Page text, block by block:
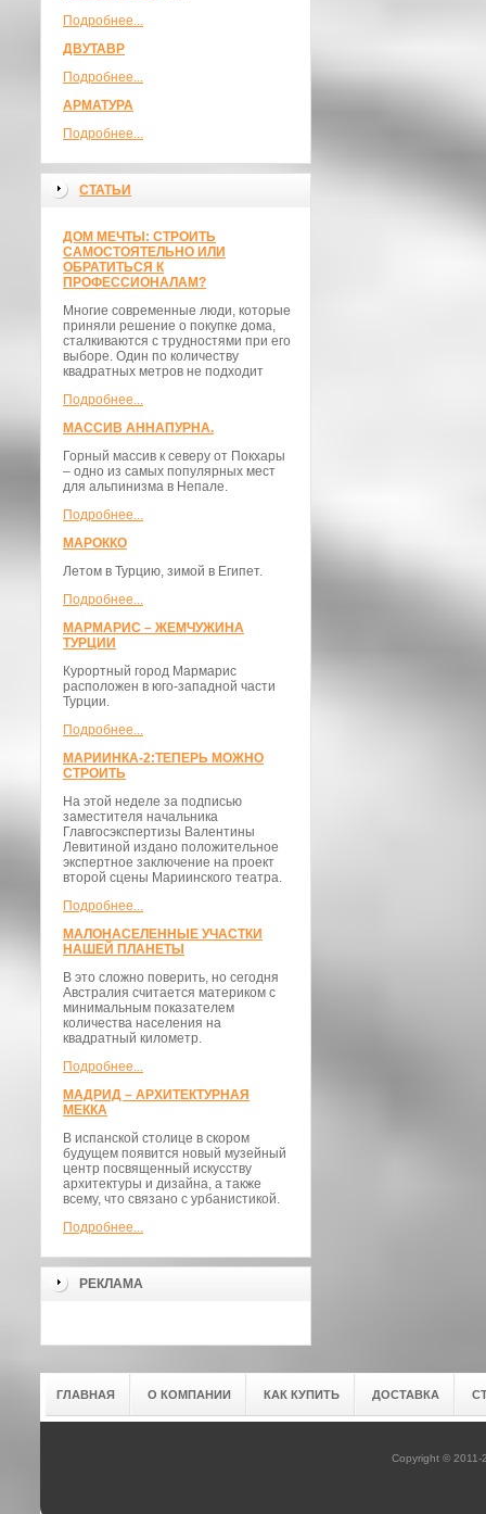
Подробнее...
ДВУТАВР
Подробнее...
АРМАТУРА
Подробнее...
СТАТЬИ
ДОМ МЕЧТЫ: СТРОИТЬ
САМОСТОЯТЕЛЬНО ИЛИ
ОБРАТИТЬСЯ К
ПРОФЕССИОНАЛАМ?
Многие современные люди, которые
приняли решение о покупке дома,
сталкиваются с трудностями при его
выборе. Один по количеству
квадратных метров не подходит
Подробнее...
МАССИВ АННАПУРНА.
Горный массив к северу от Покхары
– одно из самых популярных мест
для альпинизма в Непале.
Подробнее...
МАРОККО
Летом в Турцию, зимой в Египет.
Подробнее...
МАРМАРИС – ЖЕМЧУЖИНА
ТУРЦИИ
Курортный город Мармарис
расположен в юго-западной части
Турции.
Подробнее...
МАРИИНКА-2:ТЕПЕРЬ МОЖНО
СТРОИТЬ
На этой неделе за подписью
заместителя начальника
Главгосэкспертизы Валентины
Левитиной издано положительное
экспертное заключение на проект
второй сцены Мариинского театра.
Подробнее...
МАЛОНАСЕЛЕННЫЕ УЧАСТКИ
НАШЕЙ ПЛАНЕТЫ
В это сложно поверить, но сегодня
Австралия считается материком с
минимальным показателем
количества населения на
квадратный километр.
Подробнее...
МАДРИД – АРХИТЕКТУРНАЯ
МЕККА
В испанской столице в скором
будущем появится новый музейный
центр посвященный искусству
архитектуры и дизайна, а также
всему, что связано с урбанистикой.
Подробнее...
РЕКЛАМА
ГЛАВНАЯ О КОМПАНИИ КАК КУПИТЬ ДОСТАВКА
Copyright © 2011-